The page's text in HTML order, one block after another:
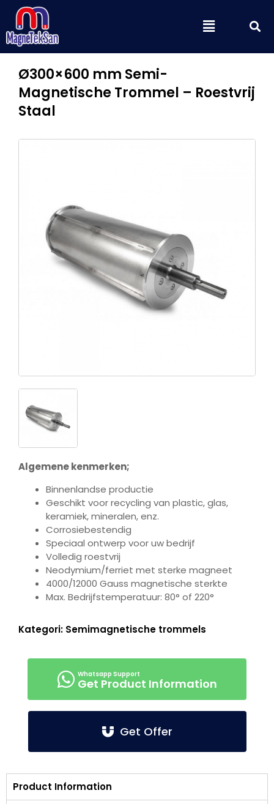
naar
de
inhoud
Menu
Ø300×600 mm Semi-
Magnetische Trommel – Roestvrij
Staal
Algemene kenmerken;
Binnenlandse productie
Geschikt voor recycling van plastic, glas,
keramiek, mineralen, enz.
Corrosiebestendig
Speciaal ontwerp voor uw bedrijf
Volledig roestvrij
Neodymium/ferriet met sterke magneet
4000/12000 Gauss magnetische sterkte
Max. Bedrijfstemperatuur: 80° of 220°
Kategori: Semimagnetische trommels
Get Product Information
Get Offer
Product Information